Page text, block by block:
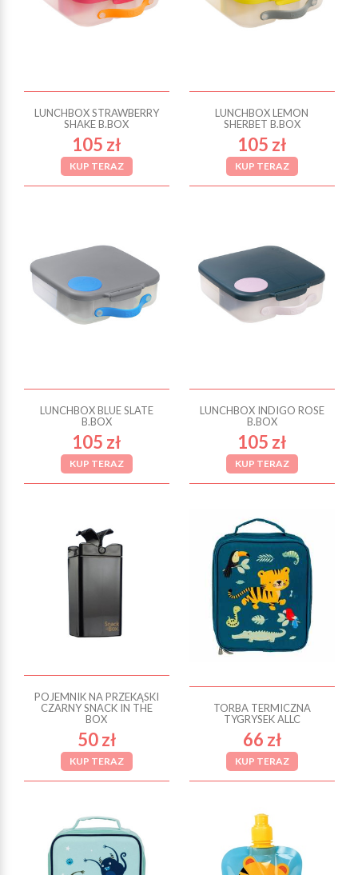
LUNCHBOX STRAWBERRY
SHAKE B.BOX
105 zł
KUP TERAZ
LUNCHBOX LEMON
SHERBET B.BOX
105 zł
KUP TERAZ
LUNCHBOX BLUE SLATE
B.BOX
105 zł
KUP TERAZ
LUNCHBOX INDIGO ROSE
B.BOX
105 zł
KUP TERAZ
POJEMNIK NA PRZEKĄSKI
CZARNY SNACK IN THE
BOX
50 zł
KUP TERAZ
TORBA TERMICZNA
TYGRYSEK ALLC
66 zł
KUP TERAZ